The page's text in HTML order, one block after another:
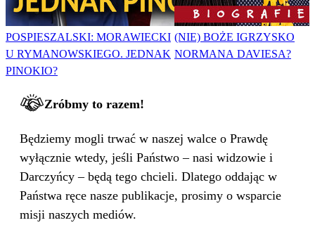
POSPIESZALSKI: MORAWIECKI
U RYMANOWSKIEGO. JEDNAK
PINOKIO?
(NIE) BOŻE IGRZYSKO
NORMANA DAVIESA?
Zróbmy to razem!
Będziemy mogli trwać w naszej walce o Prawdę
wyłącznie wtedy, jeśli Państwo – nasi widzowie i
Darczyńcy – będą tego chcieli. Dlatego oddając w
Państwa ręce nasze publikacje, prosimy o wsparcie
misji naszych mediów.